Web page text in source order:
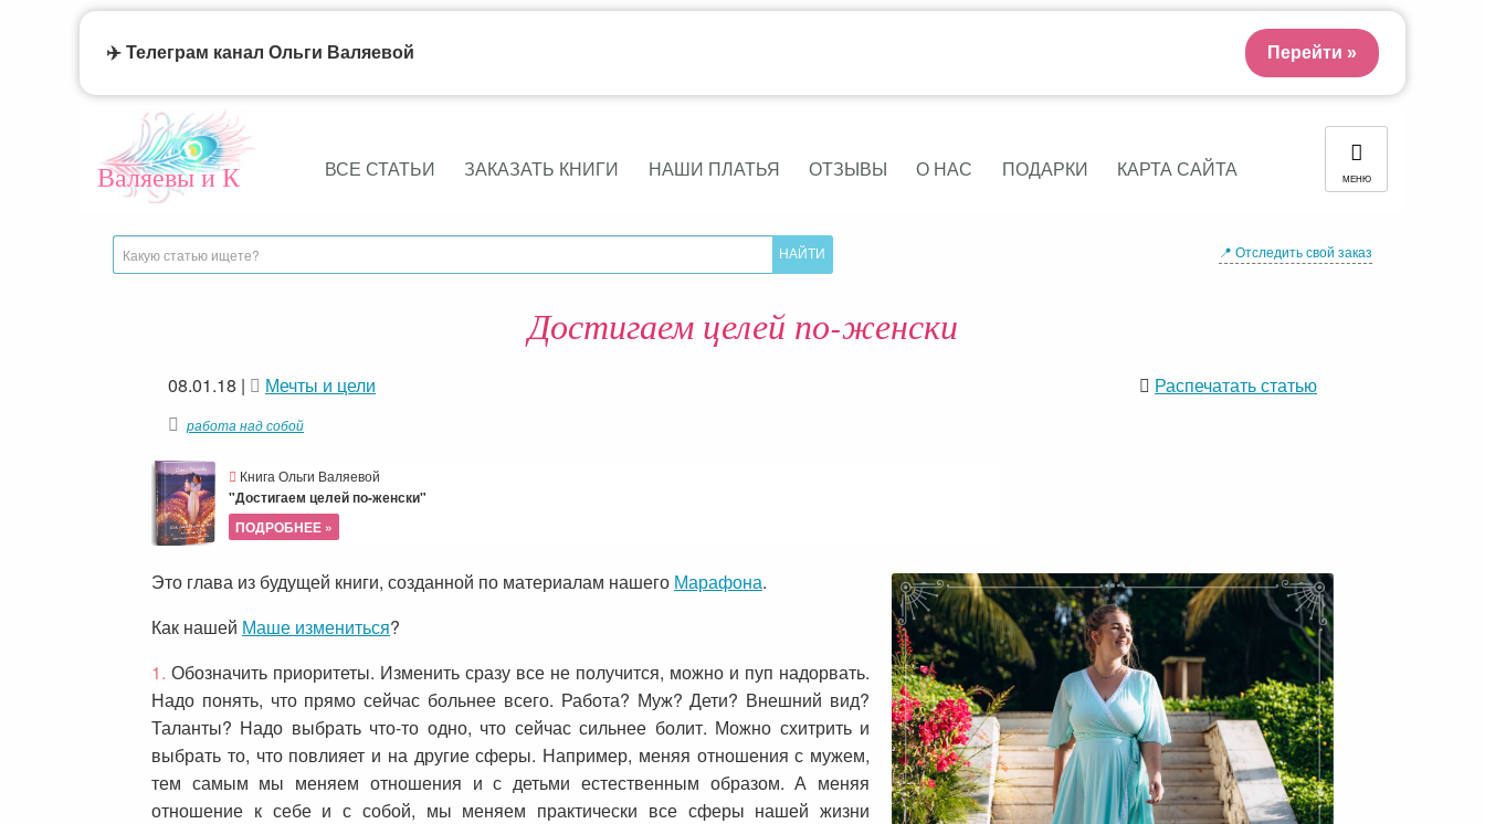
Валяевы и К ВСЕ СТАТЬИ ЗАКАЗАТЬ КНИГИ НАШИ ПЛАТЬЯ ОТЗЫВЫ О НАС ПОДАРКИ КАРТА САЙТА МЕНЮ
📍 Отследить свой заказ
Достигаем целей по-женски
08.01.18 | Мечты и цели
работа над собой
Распечатать статью
Книга Ольги Валяевой
"Достигаем целей по-женски"
ПОДРОБНЕЕ »
Это глава из будущей книги, созданной по материалам нашего Марафона.
Как нашей Маше измениться?
1. Обозначить приоритеты. Изменить сразу все не получится, можно и пуп надорвать.
Надо понять, что прямо сейчас больнее всего. Работа? Муж? Дети? Внешний вид?
Таланты? Надо выбрать что-то одно, что сейчас сильнее болит. Можно схитрить и
выбрать то, что повлияет и на другие сферы. Например, меняя отношения с мужем,
тем самым мы меняем отношения и с детьми естественным образом. А меняя
отношение к себе и с собой, мы меняем практически все сферы нашей жизни
✈️ Телеграм канал Ольги Валяевой Перейти »